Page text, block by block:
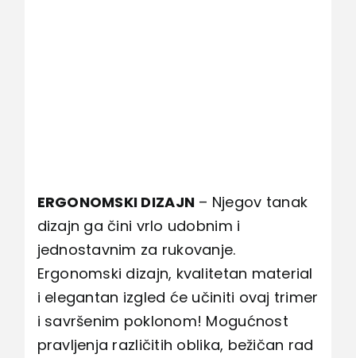
ERGONOMSKI DIZAJN – Njegov tanak
dizajn ga čini vrlo udobnim i
jednostavnim za rukovanje.
Ergonomski dizajn, kvalitetan material
i elegantan izgled će učiniti ovaj trimer
i savršenim poklonom! Mogućnost
pravljenja različitih oblika, bežičan rad